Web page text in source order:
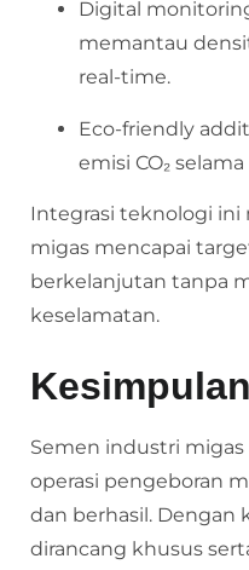
Digital
memantau
real-time.
Eco-friendly
emisi CO₂
Integrasi teknologi
migas mencapai
berkelanjutan tanpa
keselamatan.
Kesimpulan
Semen industri migas
operasi pengeboran
dan berhasil. Dengan
dirancang khusus